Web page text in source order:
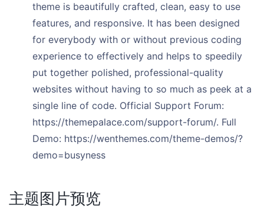
theme is beautifully crafted, clean, easy to use
features, and responsive. It has been designed
for everybody with or without previous coding
experience to effectively and helps to speedily
put together polished, professional-quality
websites without having to so much as peek at a
single line of code. Official Support Forum:
https://themepalace.com/support-forum/. Full
Demo: https://wenthemes.com/theme-demos/?
demo=busyness
主题图片预览